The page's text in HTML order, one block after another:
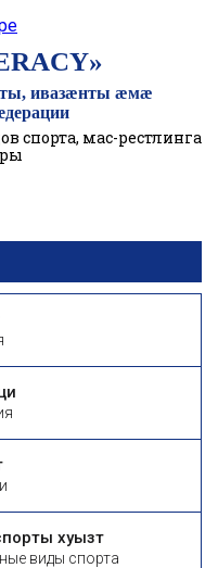
ивазӕнты ӕмӕ
спорта, мас-рестлинга
хуызтӕ
виды спорта